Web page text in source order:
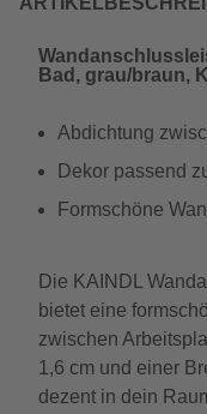
Bad, grau/braun,
Abdichtung
Dekor passend
Formschöne
Die KAINDL
bietet eine
zwischen
1,6 cm und einer
dezent in dein